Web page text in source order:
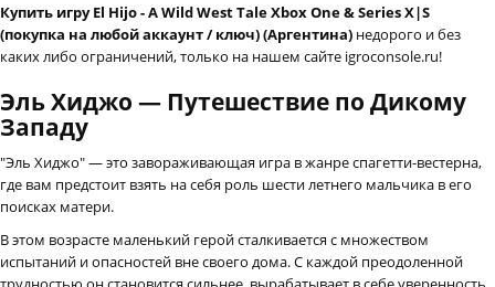
Купить игру El Hijo - A Wild West Tale Xbox One & Series X|S
(покупка на любой аккаунт / ключ) (Аргентина) недорого и без
каких либо ограничений, только на нашем сайте igroconsole.ru!
Эль Хиджо — Путешествие по Дикому
Западу
"Эль Хиджо" — это завораживающая игра в жанре спагетти-вестерна,
где вам предстоит взять на себя роль шести летнего мальчика в его
поисках матери.
В этом возрасте маленький герой сталкивается с множеством
испытаний и опасностей вне своего дома. С каждой преодоленной